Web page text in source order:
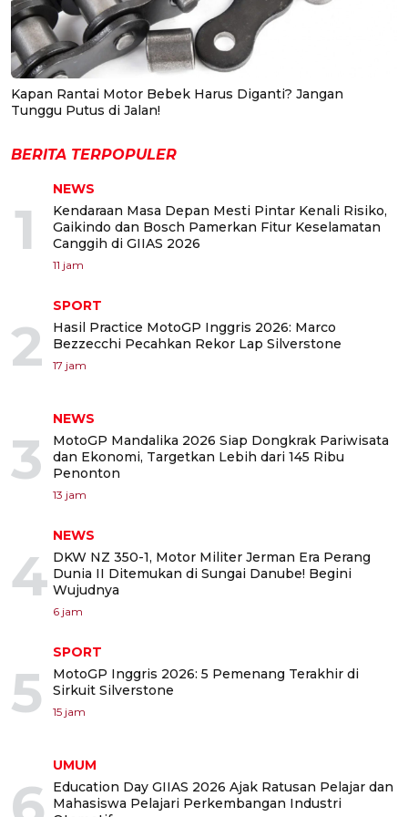
Kapan Rantai Motor Bebek Harus Diganti? Jangan
Tunggu Putus di Jalan!
BERITA TERPOPULER
1
NEWS
Kendaraan Masa Depan Mesti Pintar Kenali Risiko,
Gaikindo dan Bosch Pamerkan Fitur Keselamatan
Canggih di GIIAS 2026
11 jam
2
SPORT
Hasil Practice MotoGP Inggris 2026: Marco
Bezzecchi Pecahkan Rekor Lap Silverstone
17 jam
3
NEWS
MotoGP Mandalika 2026 Siap Dongkrak Pariwisata
dan Ekonomi, Targetkan Lebih dari 145 Ribu
Penonton
13 jam
4
NEWS
DKW NZ 350-1, Motor Militer Jerman Era Perang
Dunia II Ditemukan di Sungai Danube! Begini
Wujudnya
6 jam
5
SPORT
MotoGP Inggris 2026: 5 Pemenang Terakhir di
Sirkuit Silverstone
15 jam
UMUM
Education Day GIIAS 2026 Ajak Ratusan Pelajar dan
Mahasiswa Pelajari Perkembangan Industri